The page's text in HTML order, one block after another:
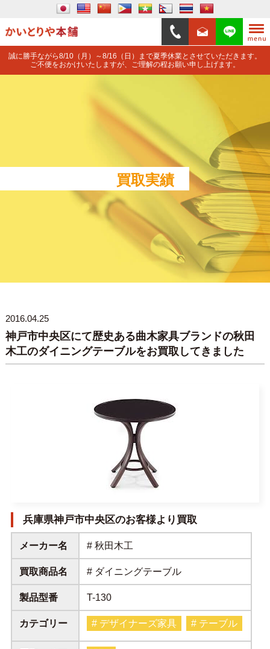
誠に勝手ながら8/10（月）～8/16（日）まで夏季休業とさせていただきます。
ご不便をおかけいたしますが、ご理解の程お願い申し上げます。
買取実績
2016.04.25
神戸市中央区にて歴史ある曲木家具ブランドの秋田
木工のダイニングテーブルをお買取してきました
兵庫県神戸市中央区のお客様より買取
メーカー名 # 秋田木工
買取商品名 # ダイニングテーブル
製品型番 T-130
カテゴリー # デザイナーズ家具 # テーブル